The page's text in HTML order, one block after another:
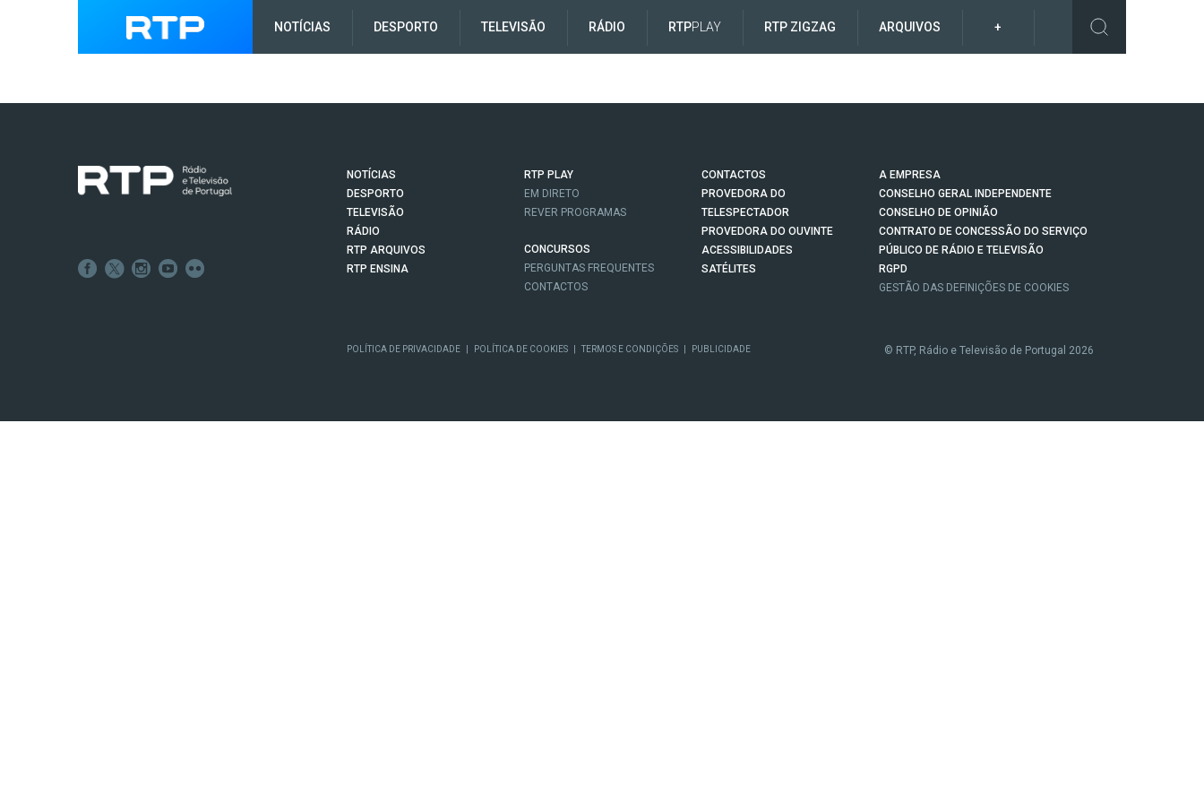
NOTÍCIAS DESPORTO TELEVISÃO RÁDIO RTPPLAY RTP ZIGZAG ARQUIVOS +
NOTÍCIAS
DESPORTO
TELEVISÃO
RÁDIO
RTP ARQUIVOS
RTP ENSINA
RTP PLAY
EM DIRETO
REVER PROGRAMAS
CONCURSOS
PERGUNTAS FREQUENTES
CONTACTOS
CONTACTOS
PROVEDORA DO
TELESPECTADOR
PROVEDORA DO OUVINTE
ACESSIBILIDADES
SATÉLITES
A EMPRESA
CONSELHO GERAL INDEPENDENTE
CONSELHO DE OPINIÃO
CONTRATO DE CONCESSÃO DO SERVIÇO
PÚBLICO DE RÁDIO E TELEVISÃO
RGPD
GESTÃO DAS DEFINIÇÕES DE COOKIES
POLÍTICA DE PRIVACIDADE POLÍTICA DE COOKIES TERMOS E CONDIÇÕES PUBLICIDADE © RTP, Rádio e Televisão de Portugal 2026